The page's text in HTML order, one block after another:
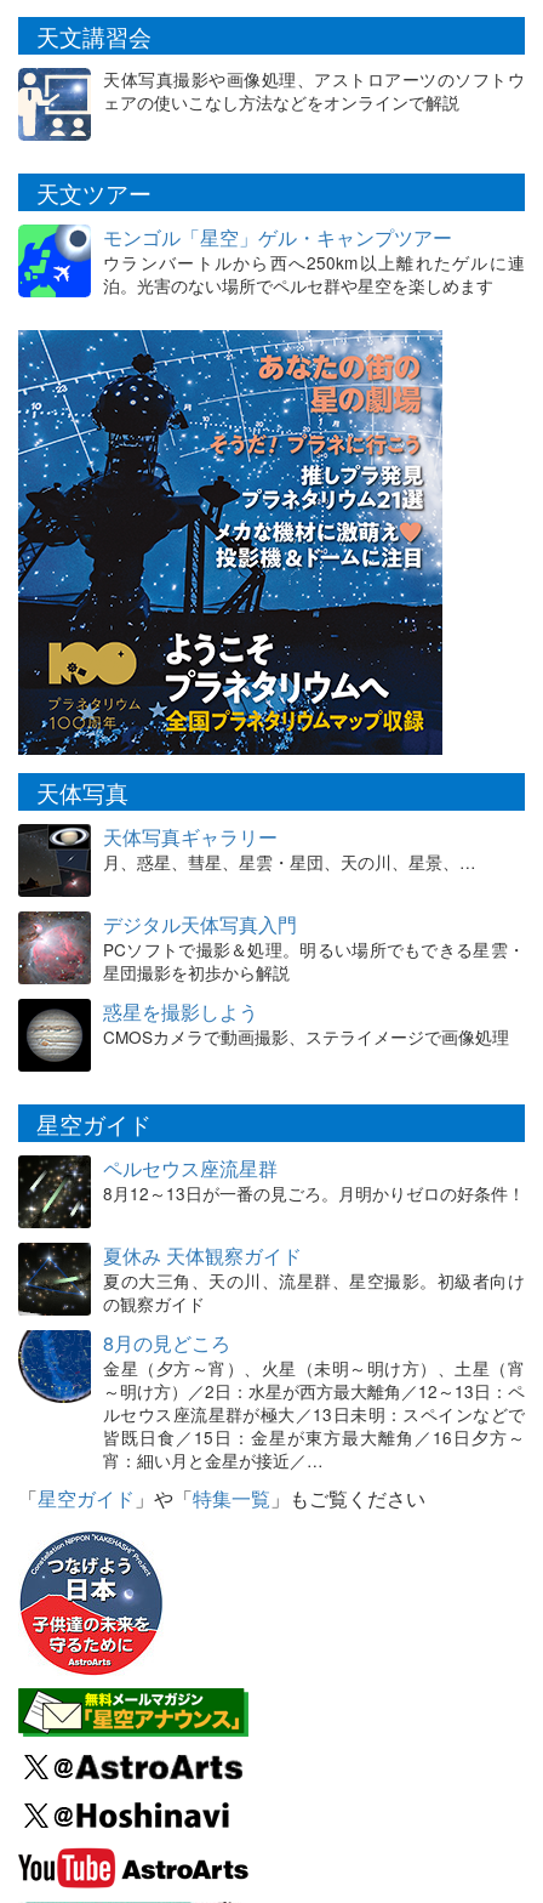
天文講習会
天体写真撮影や画像処理、アストロアーツのソフトウ
ェアの使いこなし方法などをオンラインで解説
天文ツアー
モンゴル「星空」ゲル・キャンプツアー
ウランバートルから西へ250km以上離れたゲルに連
泊。光害のない場所でペルセ群や星空を楽しめます
天体写真
天体写真ギャラリー
月、惑星、彗星、星雲・星団、天の川、星景、…
デジタル天体写真入門
PCソフトで撮影＆処理。明るい場所でもできる星雲・
星団撮影を初歩から解説
惑星を撮影しよう
CMOSカメラで動画撮影、ステライメージで画像処理
星空ガイド
ペルセウス座流星群
8月12～13日が一番の見ごろ。月明かりゼロの好条件！
夏休み 天体観察ガイド
夏の大三角、天の川、流星群、星空撮影。初級者向け
の観察ガイド
8月の見どころ
金星（夕方～宵）、火星（未明～明け方）、土星（宵
～明け方）／2日：水星が西方最大離角／12～13日：ペ
ルセウス座流星群が極大／13日未明：スペインなどで
皆既日食／15日：金星が東方最大離角／16日夕方～
宵：細い月と金星が接近／…
「星空ガイド 」や「特集一覧 」もご覧ください